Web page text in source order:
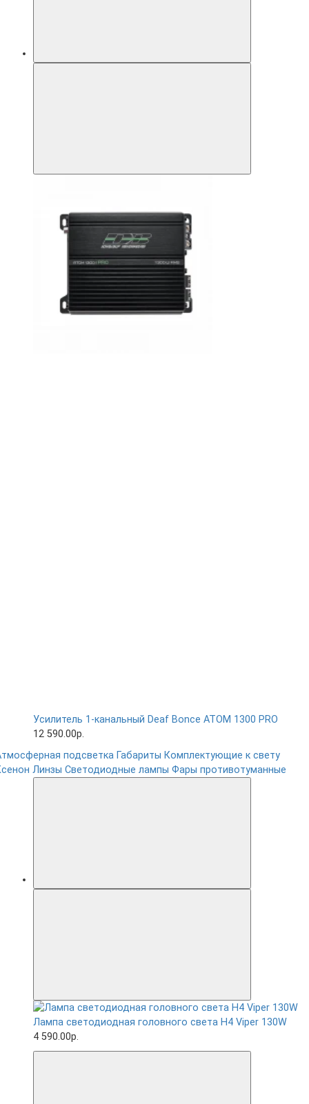
Усилитель 1-канальный Deaf Bonce ATOM 1300 PRO
12 590.00р.
подсветка Габариты Комплектующие к свету
Линзы Светодиодные лампы Фары противотуманные
Лампа светодиодная головного света H4 Viper 130W
4 590.00р.